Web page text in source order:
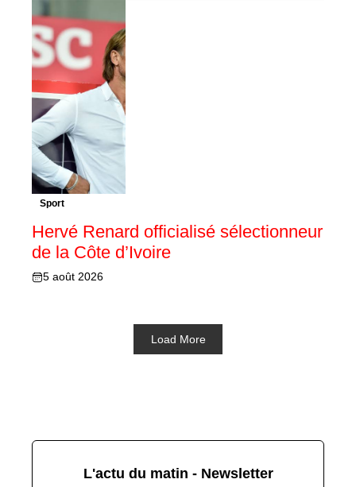
Sport
Hervé Renard officialisé sélectionneur
de la Côte d’Ivoire
5 août 2026
Load More
L'actu du matin - Newsletter